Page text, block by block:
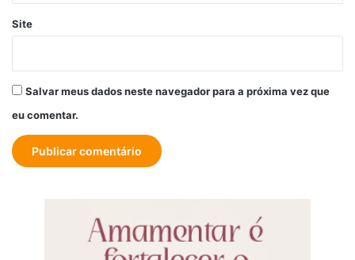
Site
Salvar meus dados neste navegador para a próxima vez que
eu comentar.